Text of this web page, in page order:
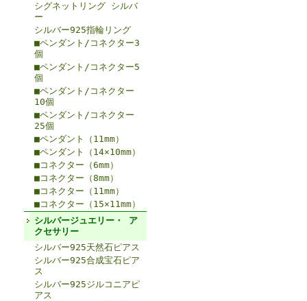
シグネットリング シルバ
ー
シルバー925指輪リング
■ペンダント/コネクター3
個
■ペンダント/コネクター5
個
■ペンダント/コネクター
10個
■ペンダント/コネクター
25個
■ペンダント（11mm）
■ペンダント（14×10mm）
■コネクター（6mm）
■コネクター（8mm）
■コネクター（11mm）
■コネクター（15×11mm）
シルバージュエリー・ ア
クセサリー
シルバー925天然石ピアス
シルバー925合成宝石ピア
ス
シルバー925ジルコニアピ
アス